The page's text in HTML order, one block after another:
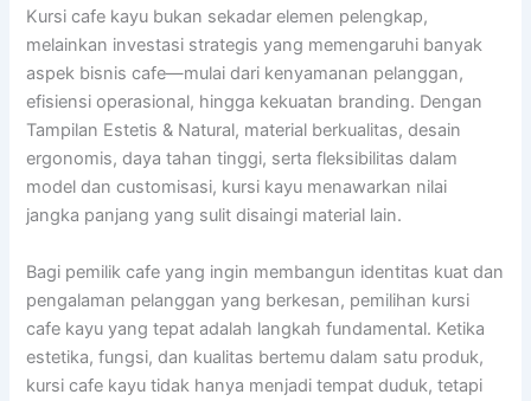
Kursi cafe kayu bukan sekadar elemen pelengkap,
melainkan investasi strategis yang memengaruhi banyak
aspek bisnis cafe—mulai dari kenyamanan pelanggan,
efisiensi operasional, hingga kekuatan branding. Dengan
Tampilan Estetis & Natural, material berkualitas, desain
ergonomis, daya tahan tinggi, serta fleksibilitas dalam
model dan customisasi, kursi kayu menawarkan nilai
jangka panjang yang sulit disaingi material lain.
Bagi pemilik cafe yang ingin membangun identitas kuat dan
pengalaman pelanggan yang berkesan, pemilihan kursi
cafe kayu yang tepat adalah langkah fundamental. Ketika
estetika, fungsi, dan kualitas bertemu dalam satu produk,
kursi cafe kayu tidak hanya menjadi tempat duduk, tetapi